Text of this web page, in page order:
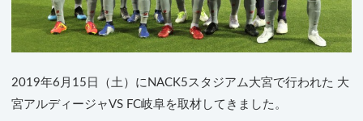
2019年6月15日（土）にNACK5スタジアム大宮で行われた 大
宮アルディージャVS FC岐阜を取材してきました。